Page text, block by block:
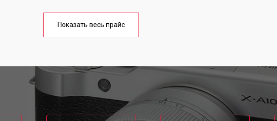
от 50 мин
от 80 мин от 2300 ₽
Показать весь прайс